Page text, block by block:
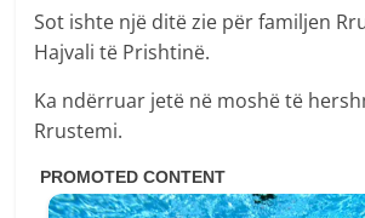
Sot ishte një ditë zie për familjen
Hajvali të Prishtinë.
Ka ndërruar jetë në moshë të
Rrustemi.